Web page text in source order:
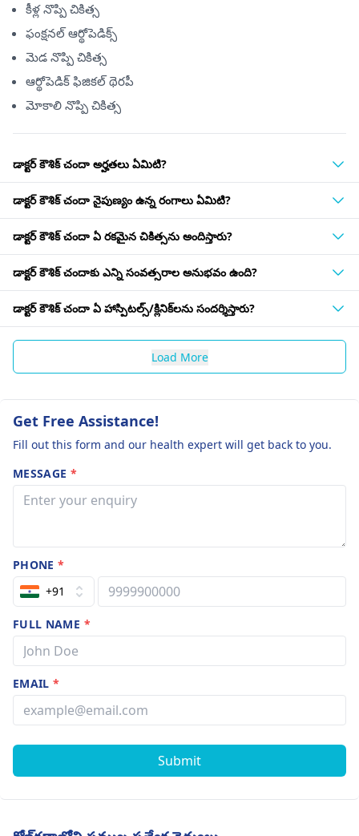
కీళ్ల నొప్పి చికిత్స
ఫంక్షనల్ ఆర్థోపెడిక్స్
మెడ నొప్పి చికిత్స
ఆర్థోపెడిక్ ఫిజికల్ థెరపీ
మోకాలి నొప్పి చికిత్స
డాక్టర్ కౌశిక్ చందా అర్హతలు ఏమిటి?
డాక్టర్ కౌశిక్ చందా నైపుణ్యం ఉన్న రంగాలు ఏమిటి?
డాక్టర్ కౌశిక్ చందా ఏ రకమైన చికిత్సను అందిస్తారు?
డాక్టర్ కౌశిక్ చందాకు ఎన్ని సంవత్సరాల అనుభవం ఉంది?
డాక్టర్ కౌశిక్ చందా ఏ హాస్పిటల్స్/క్లినిక్‌లను సందర్శిస్తారు?
Load More
Get Free Assistance!
Fill out this form and our health expert will get back to you.
MESSAGE *
PHONE*
+91
FULL NAME *
EMAIL*
Submit